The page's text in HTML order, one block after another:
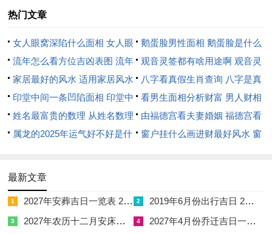
期
年4
月10
日
期
五
月
廿
三
寅
日
求嗣、
开光、
出行、
入宅、
安床、
纳财
祀、
安
葬、
破土
猴、
煞北
命、
五
合、
玉
宇、
福德
忌、
招
摇、
天刑
（9-11
时）、
午时
（11-
13
时）
盛，司命黄道吉神
当值，主富贵官禄
与文书喜庆之事。
寅木生年柱丙午之
火，木火通明，寓
意新婚夫妇文采斐
行进。甲木参天宜
热门文章
女人眼窝深陷什么面相 女人眼
窝深陷是短命相吗
鹅蛋脸男性面相 鹅蛋脸是什么
脸型男性
流年怎么看方位吉凶表图 流年
位置怎么看
观音灵签都有啥用途啊 观音灵
签全部签签词
家居最好的风水 适用家居风水
八字看真假生肖查询 八字是真
还是假
印堂中间一条凹陷面相 印堂中
间有条线沟好不好
看男生面相分析财富 男人财相
从哪里看
姓名最富贵的数理 从姓名数理
看富豪
由福德宫看夫妻婚姻 福德宫看
配偶生肖
属龙的2025年运气好不好是什
2025年属龙人的全年运势
窗户挂什么画进财最好风水 窗
最新文章
1 2027年安葬吉日一览表 2027年12月安葬吉日一览表 2 2019年6月份出行吉日 2027年6月出行吉日一览表
3 2027年农历十二月安床吉日 2027年正月安床吉日吉时查询 4 2027年4月份乔迁吉日一览表 2027年4月乔迁吉日吉时查询